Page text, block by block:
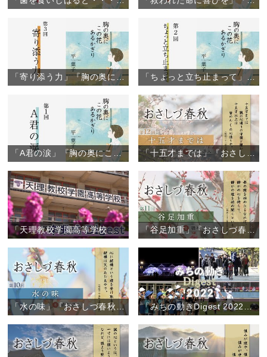
「寄り添う力」『胸の奥にこの花あるかぎり』（3） 「ちょっと立ち止まって」『胸の奥にこの花あるかぎり』（2）
「A君の涙」『胸の奥にこの花あるかぎり』（1） 「十五才までは」『おさしづ春秋』（12）
「天理教校学園高等学校 卒業式」 「谷足加重」『おさしづ春秋』（11）
「水の味」『おさしづ春秋』（10） 「みちの動きDigest 2022」（2022年12月27日）